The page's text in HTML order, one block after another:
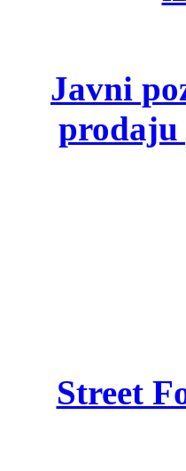
Javni
prodaju
Street